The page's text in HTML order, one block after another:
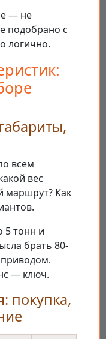
— не
подобрано с
логично.
всем
вес
маршрут? Как
5 тонн и
брать 80-
— ключ.
покупка,